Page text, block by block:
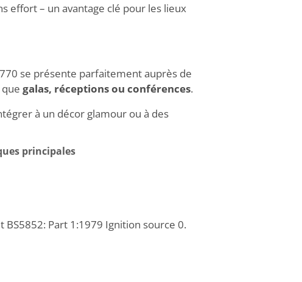
effort – un avantage clé pour les lieux
se présente parfaitement auprès de
galas, réceptions ou conférences.
à un décor glamour ou à des
principales
Part 1:1979 Ignition source 0.